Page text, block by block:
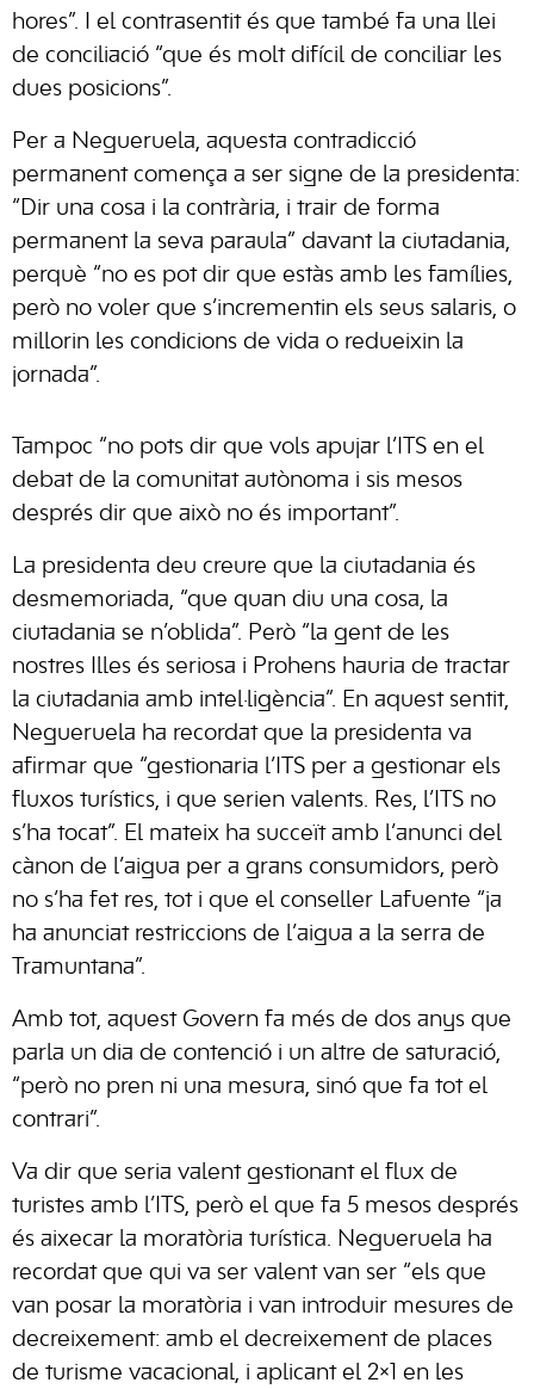
hores”. I el contrasentit és que també fa una llei
de conciliació “que és molt difícil de conciliar les
dues posicions”.
Per a Negueruela, aquesta contradicció
permanent comença a ser signe de la presidenta:
“Dir una cosa i la contrària, i trair de forma
permanent la seva paraula” davant la ciutadania,
perquè “no es pot dir que estàs amb les famílies,
però no voler que s’incrementin els seus salaris, o
millorin les condicions de vida o redueixin la
jornada”.
Tampoc “no pots dir que vols apujar l’ITS en el
debat de la comunitat autònoma i sis mesos
després dir que això no és important”.
La presidenta deu creure que la ciutadania és
desmemoriada, “que quan diu una cosa, la
ciutadania se n’oblida”. Però “la gent de les
nostres Illes és seriosa i Prohens hauria de tractar
la ciutadania amb intel·ligència”. En aquest sentit,
Negueruela ha recordat que la presidenta va
afirmar que “gestionaria l’ITS per a gestionar els
fluxos turístics, i que serien valents. Res, l’ITS no
s’ha tocat”. El mateix ha succeït amb l’anunci del
cànon de l’aigua per a grans consumidors, però
no s’ha fet res, tot i que el conseller Lafuente “ja
ha anunciat restriccions de l’aigua a la serra de
Tramuntana”.
Amb tot, aquest Govern fa més de dos anys que
parla un dia de contenció i un altre de saturació,
“però no pren ni una mesura, sinó que fa tot el
contrari”.
Va dir que seria valent gestionant el flux de
turistes amb l’ITS, però el que fa 5 mesos després
és aixecar la moratòria turística. Negueruela ha
recordat que qui va ser valent van ser “els que
van posar la moratòria i van introduir mesures de
decreixement: amb el decreixement de places
de turisme vacacional, i aplicant el 2×1 en les